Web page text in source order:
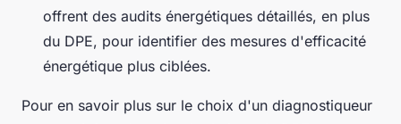
offrent des audits énergétiques détaillés, en plus
du DPE, pour identifier des mesures d'efficacité
énergétique plus ciblées.
Pour en savoir plus sur le choix d'un diagnostiqueur